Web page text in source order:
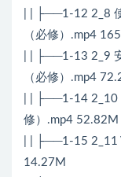
| | ├──1-12 2_8
（必修）.mp4
| | ├──1-13 2_9
（必修）.mp4
| | ├──1-14 2_10
修）.mp4 52.82M
| | ├──1-15 2_11
14.27M